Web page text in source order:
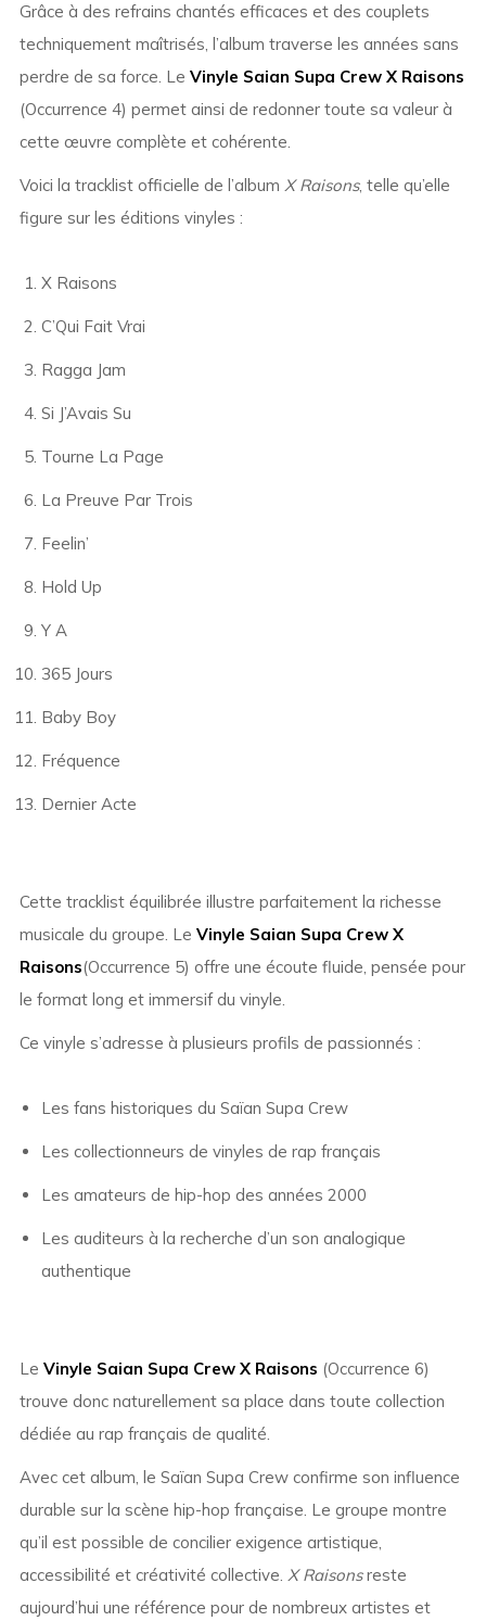
Grâce à des refrains chantés efficaces et des couplets
techniquement maîtrisés, l’album traverse les années sans
perdre de sa force. Le Vinyle Saian Supa Crew X Raisons
(Occurrence 4) permet ainsi de redonner toute sa valeur à
cette œuvre complète et cohérente.
Voici la tracklist officielle de l’album X Raisons, telle qu’elle
figure sur les éditions vinyles :
X Raisons
C’Qui Fait Vrai
Ragga Jam
Si J’Avais Su
Tourne La Page
La Preuve Par Trois
Feelin’
Hold Up
Y A
365 Jours
Baby Boy
Fréquence
Dernier Acte
Cette tracklist équilibrée illustre parfaitement la richesse
musicale du groupe. Le Vinyle Saian Supa Crew X
Raisons(Occurrence 5) offre une écoute fluide, pensée pour
le format long et immersif du vinyle.
Ce vinyle s’adresse à plusieurs profils de passionnés :
Les fans historiques du Saïan Supa Crew
Les collectionneurs de vinyles de rap français
Les amateurs de hip-hop des années 2000
Les auditeurs à la recherche d’un son analogique
authentique
Le Vinyle Saian Supa Crew X Raisons (Occurrence 6)
trouve donc naturellement sa place dans toute collection
dédiée au rap français de qualité.
Avec cet album, le Saïan Supa Crew confirme son influence
durable sur la scène hip-hop française. Le groupe montre
qu’il est possible de concilier exigence artistique,
accessibilité et créativité collective. X Raisonsreste
aujourd’hui une référence pour de nombreux artistes et